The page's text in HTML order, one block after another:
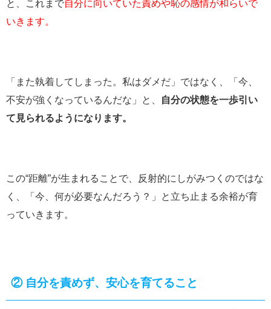
と、これまで自分に向いていた責めや恥の感情が和らいで
いきます。
「また執着してしまった。私はダメだ」ではなく、「今、
不安が強くなっているんだな」と、
自分の状態を一歩引い
て見られるようになります。
この“距離”が生まれることで、反射的にしがみつくのではな
く、「今、何が必要なんだろう？」と立ち止まる余裕が育
っていきます。
② 自分を責めず、安心を育てること